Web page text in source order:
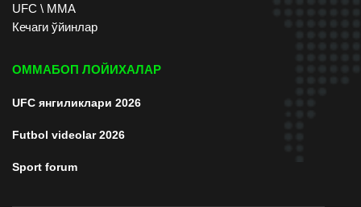
UFC \ ММА
Кечаги ўйинлар
ОММАБОП ЛОЙИХАЛАР
UFC янгиликлари 2026
Futbol videolar 2026
Sport forum